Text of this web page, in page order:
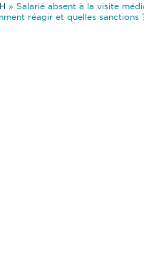
» Salarié absent à la visite
réagir et quelles sanctions